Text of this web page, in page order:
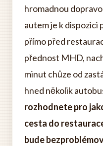
hromadnou
autem je k
přímo před
přednost MHD,
minut chůze od
hned několik
rozhodnete pro
cesta do
bude